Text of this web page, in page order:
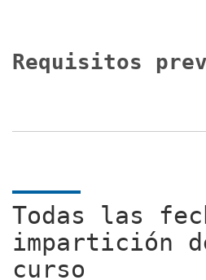
Requisitos
Todas las
impartición
curso